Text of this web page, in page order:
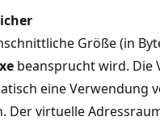
Größe (in
beansprucht wird. Die
eine Verwendung
Der virtuelle